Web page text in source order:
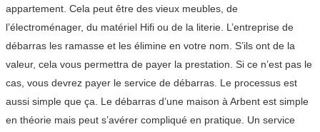
appartement. Cela peut être des vieux meubles, de
l’électroménager, du matériel Hifi ou de la literie. L’entreprise de
débarras les ramasse et les élimine en votre nom. S’ils ont de la
valeur, cela vous permettra de payer la prestation. Si ce n’est pas le
cas, vous devrez payer le service de débarras. Le processus est
aussi simple que ça. Le débarras d’une maison à Arbent est simple
en théorie mais peut s’avérer compliqué en pratique. Un service